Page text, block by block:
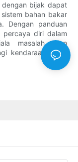
bijak dapat
bahan bakar
Dengan panduan
diri dalam
masalah, dan
kendaraan Anda